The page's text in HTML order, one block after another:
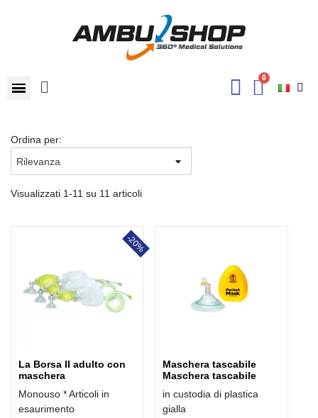
Ordina per:
Visualizzati 1-11 su 11 articoli
La Borsa II adulto con
maschera
Monouso * Articoli in
esaurimento
-20%
Maschera tascabile
Maschera tascabile
in custodia di plastica
gialla